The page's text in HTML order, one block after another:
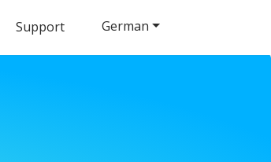
Support German